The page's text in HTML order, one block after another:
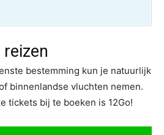
bestemming kun je natuurlijk
binnenlandse vluchten nemen.
tickets bij te boeken is 12Go!